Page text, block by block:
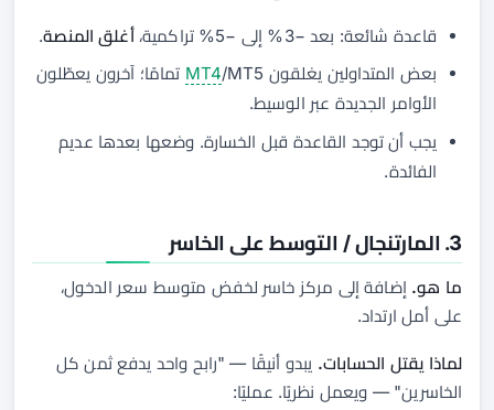
قاعدة شائعة: بعد −3% إلى −5% تراكمية، أغلق المنصة.
بعض المتداولين يغلقون
MT4 /MT5 تمامًا؛ آخرون يعطّلون
الأوامر الجديدة عبر الوسيط.
يجب أن توجد القاعدة قبل الخسارة. وضعها بعدها عديم
الفائدة.
3. المارتنجال / التوسط على الخاسر
ما هو. إضافة إلى مركز خاسر لخفض متوسط سعر الدخول،
على أمل ارتداد.
لماذا يقتل الحسابات. يبدو أنيقًا — "رابح واحد يدفع ثمن كل
الخاسرين" — ويعمل نظريًا. عمليًا: